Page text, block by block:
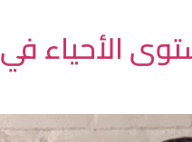
الأحياء في